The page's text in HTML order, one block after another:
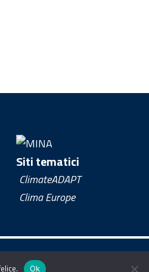
Siti tematici
ClimateADAPT
Clima Europe
Ok